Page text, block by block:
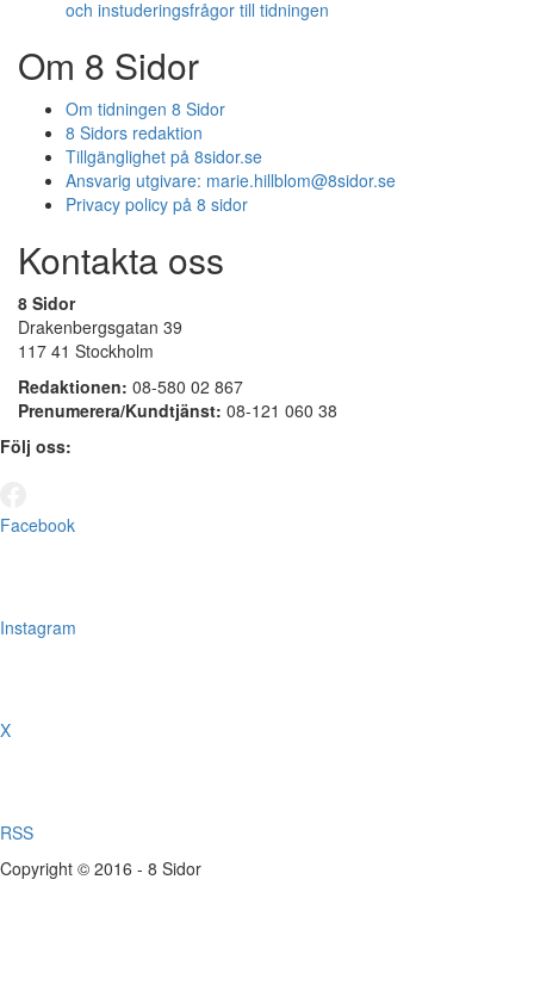
och instuderingsfrågor till tidningen
Om 8 Sidor
Om tidningen 8 Sidor
8 Sidors redaktion
Tillgänglighet på 8sidor.se
Ansvarig utgivare: marie.hillblom@8sidor.se
Privacy policy på 8 sidor
Kontakta oss
8 Sidor
Drakenbergsgatan 39
117 41 Stockholm
Redaktionen: 08-580 02 867
Prenumerera/Kundtjänst: 08-121 060 38
Följ oss:
Facebook
Instagram
X
RSS
Copyright © 2016 - 8 Sidor